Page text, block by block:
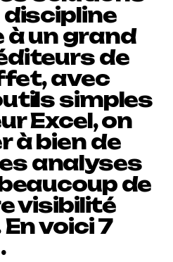
à un grand
de
avec
simples
Excel, on
à bien de
analyses
de
visibilité
voici 7